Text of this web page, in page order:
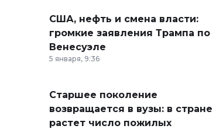
США, нефть и смена власти:
громкие заявления Трампа по
Венесуэле
5 января, 9:36
Старшее поколение
возвращается в вузы: в стране
растет число пожилых